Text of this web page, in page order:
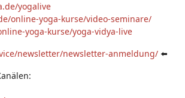
yogalive
online-yoga-kurse/video-seminare/
yoga-kurse/yoga-vidya-live
newsletter/newsletter-anmeldung/ ⬅️